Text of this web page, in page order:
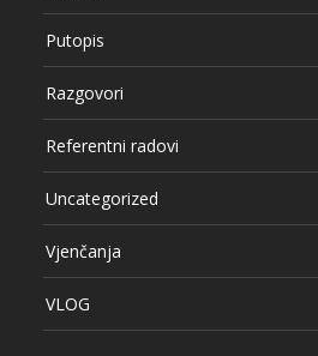
Putopis
Razgovori
Referentni radovi
Uncategorized
Vjenčanja
VLOG